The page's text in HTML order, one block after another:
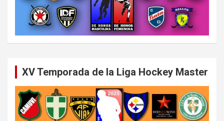
XV Temporada de la Liga Hockey Master